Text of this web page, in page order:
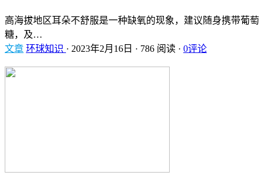
高海拔地区耳朵不舒服是一种缺氧的现象，建议随身携带葡萄
糖，及…
文章 环球知识 · 2023年2月16日 · 786 阅读 · 0评论